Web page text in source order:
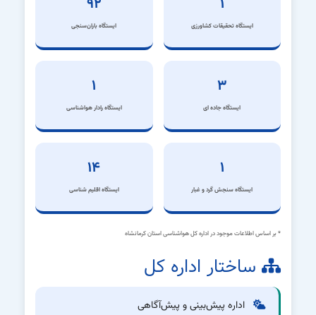
ایستگاه تحقیقات کشاورزی ایستگاه باران‌سنجی
۳
ایستگاه ‌جاده ای
۱
ایستگاه رادار هواشناسی
۱
ایستگاه سنجش گرد و غبار
۱۴
‌ایستگاه اقلیم شناسی
* بر اساس اطلاعات موجود در اداره کل هواشناسی استان کرمانشاه
ساختار اداره کل
اداره پیش‌بینی و پیش‌آگاهی